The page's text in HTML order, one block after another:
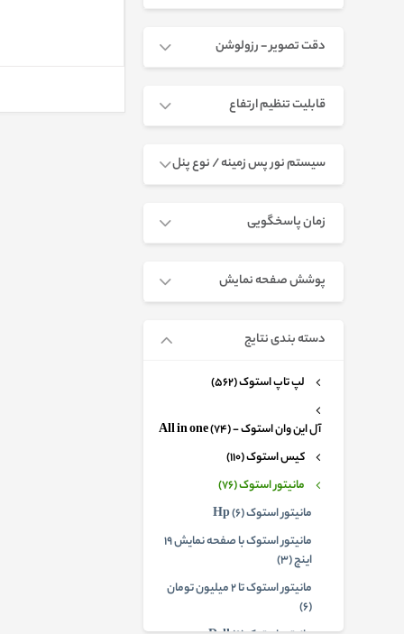
دقت تصویر - رزولوشن
قابلیت تنظیم ارتفاع
سیستم نور پس زمینه / نوع پنل
زمان پاسخگویی
پوشش صفحه نمایش
دسته بندی نتایج
لپ تاپ استوک (562)
آل این وان استوک - All in one (74)
کیس استوک (110)
مانیتور استوک (76)
مانیتور استوک Hp (6)
مانیتور استوک با صفحه نمایش 19
اینچ (3)
مانیتور استوک تا 2 میلیون تومان
(6)